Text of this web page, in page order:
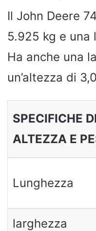
Il John Deere
5.925 kg e una
Ha anche una
un’altezza di
SPECIFICHE
ALTEZZA E
Lunghezza
larghezza